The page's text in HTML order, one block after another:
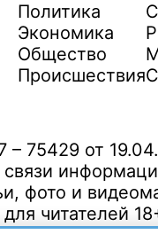
Политика
Экономика
Общество
Происшествия
от
фото и
читателей